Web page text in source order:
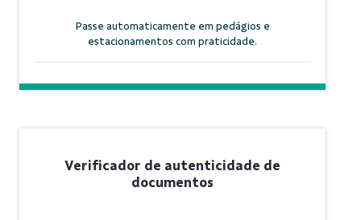
Passe automaticamente em pedágios e
estacionamentos com praticidade.
Verificador de autenticidade de
documentos